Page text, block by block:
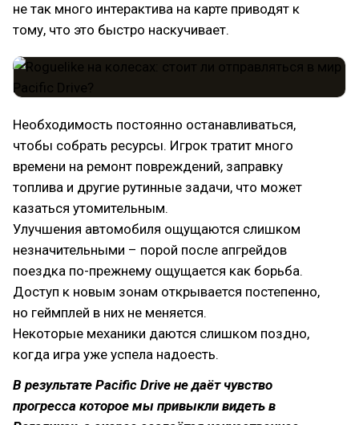
не так много интерактива на карте приводят к
тому, что это быстро наскучивает.
Необходимость постоянно останавливаться,
чтобы собрать ресурсы. Игрок тратит много
времени на ремонт повреждений, заправку
топлива и другие рутинные задачи, что может
казаться утомительным.
Улучшения автомобиля ощущаются слишком
незначительными – порой после апгрейдов
поездка по-прежнему ощущается как борьба.
Доступ к новым зонам открывается постепенно,
но геймплей в них не меняется.
Некоторые механики даются слишком поздно,
когда игра уже успела надоесть.
В результате Pacific Drive не даёт чувство
прогресса которое мы привыкли видеть в